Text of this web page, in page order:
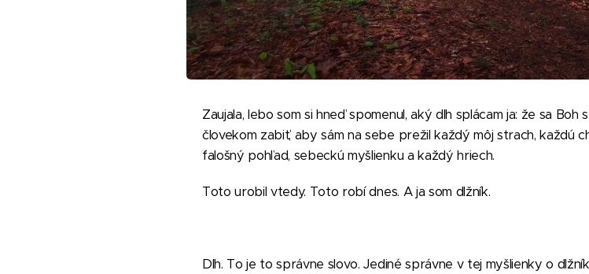
Zaujala, lebo som si hneď spomenul, aký dlh splácam ja: že sa
človekom zabiť, aby sám na sebe prežil každý môj strach, každú
falošný pohľad, sebeckú myšlienku a každý hriech.
Toto urobil vtedy. Toto robí dnes. A ja som dlžník.
Dlh. To je to správne slovo. Jediné správne v tej myšlienky o